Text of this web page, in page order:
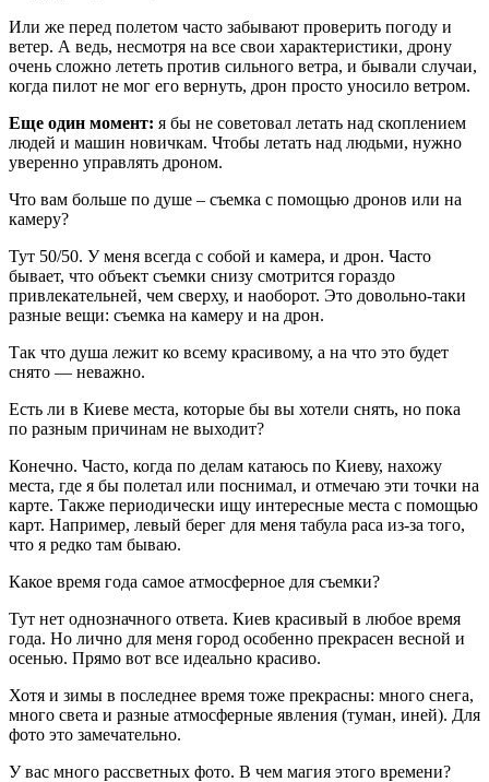
Или же перед полетом часто забывают проверить погоду и
ветер. А ведь, несмотря на все свои характеристики, дрону
очень сложно лететь против сильного ветра, и бывали случаи,
когда пилот не мог его вернуть, дрон просто уносило ветром.
Еще один момент: я бы не советовал летать над скоплением
людей и машин новичкам. Чтобы летать над людьми, нужно
уверенно управлять дроном.
Что вам больше по душе – съемка с помощью дронов или на
камеру?
Тут 50/50. У меня всегда с собой и камера, и дрон. Часто
бывает, что объект съемки снизу смотрится гораздо
привлекательней, чем сверху, и наоборот. Это довольно-таки
разные вещи: съемка на камеру и на дрон.
Так что душа лежит ко всему красивому, а на что это будет
снято — неважно.
Есть ли в Киеве места, которые бы вы хотели снять, но пока
по разным причинам не выходит?
Конечно. Часто, когда по делам катаюсь по Киеву, нахожу
места, где я бы полетал или поснимал, и отмечаю эти точки на
карте. Также периодически ищу интересные места с помощью
карт. Например, левый берег для меня табула раса из-за того,
что я редко там бываю.
Какое время года самое атмосферное для съемки?
Тут нет однозначного ответа. Киев красивый в любое время
года. Но лично для меня город особенно прекрасен весной и
осенью. Прямо вот все идеально красиво.
Хотя и зимы в последнее время тоже прекрасны: много снега,
много света и разные атмосферные явления (туман, иней). Для
фото это замечательно.
У вас много рассветных фото. В чем магия этого времени?